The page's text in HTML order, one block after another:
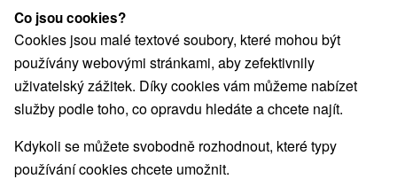
Facebook
Google recenze
072 31 VinnéGPS:
N +48° 49' 12.79''
Co jsou cookies?
Cookies jsou malé textové soubory, které mohou být
používány webovými stránkami, aby zefektivnily
uživatelský zážitek. Díky cookies vám můžeme nabízet
služby podle toho, co opravdu hledáte a chcete najít.
Kdykoli se můžete svobodně rozhodnout, které typy
používání cookies chcete umožnit.